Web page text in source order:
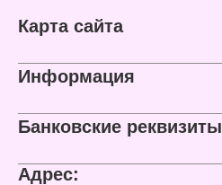
Карта сайта
Информация
Банковские реквизиты
Адрес: